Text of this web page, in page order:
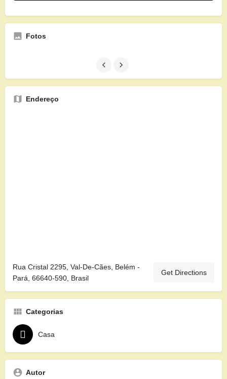
Fotos
Endereço
Rua Cristal 2295, Val-De-Cães, Belém -
Pará, 66640-590, Brasil
Get Directions
Categorias
Casa
Autor